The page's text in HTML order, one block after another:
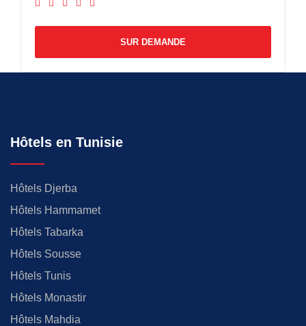
SUR DEMANDE
Hôtels en Tunisie
Hôtels Djerba
Hôtels Hammamet
Hôtels Tabarka
Hôtels Sousse
Hôtels Tunis
Hôtels Monastir
Hôtels Mahdia